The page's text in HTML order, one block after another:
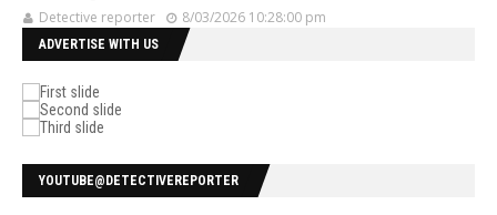
Detective reporter 8/03/2026 10:28:00 pm
ADVERTISE WITH US
YOUTUBE@DETECTIVEREPORTER